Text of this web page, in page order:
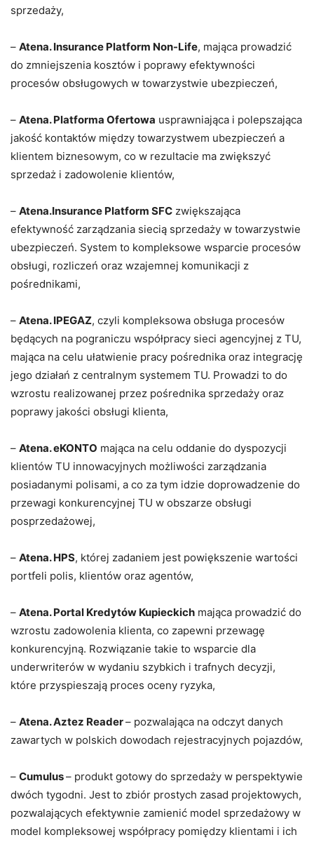
sprzedaży,
– Atena. Insurance Platform Non-Life, mająca prowadzić
do zmniejszenia kosztów i poprawy efektywności
procesów obsługowych w towarzystwie ubezpieczeń,
– Atena. Platforma Ofertowa usprawniająca i polepszająca
jakość kontaktów między towarzystwem ubezpieczeń a
klientem biznesowym, co w rezultacie ma zwiększyć
sprzedaż i zadowolenie klientów,
– Atena.Insurance Platform SFC zwiększająca
efektywność zarządzania siecią sprzedaży w towarzystwie
ubezpieczeń. System to kompleksowe wsparcie procesów
obsługi, rozliczeń oraz wzajemnej komunikacji z
pośrednikami,
– Atena. IPEGAZ, czyli kompleksowa obsługa procesów
będących na pograniczu współpracy sieci agencyjnej z TU,
mająca na celu ułatwienie pracy pośrednika oraz integrację
jego działań z centralnym systemem TU. Prowadzi to do
wzrostu realizowanej przez pośrednika sprzedaży oraz
poprawy jakości obsługi klienta,
– Atena. eKONTO mająca na celu oddanie do dyspozycji
klientów TU innowacyjnych możliwości zarządzania
posiadanymi polisami, a co za tym idzie doprowadzenie do
przewagi konkurencyjnej TU w obszarze obsługi
posprzedażowej,
– Atena. HPS, której zadaniem jest powiększenie wartości
portfeli polis, klientów oraz agentów,
– Atena. Portal Kredytów Kupieckich mająca prowadzić do
wzrostu zadowolenia klienta, co zapewni przewagę
konkurencyjną. Rozwiązanie takie to wsparcie dla
underwriterów w wydaniu szybkich i trafnych decyzji,
które przyspieszają proces oceny ryzyka,
– Atena. Aztez Reader– pozwalająca na odczyt danych
zawartych w polskich dowodach rejestracyjnych pojazdów,
– Cumulus– produkt gotowy do sprzedaży w perspektywie
dwóch tygodni. Jest to zbiór prostych zasad projektowych,
pozwalających efektywnie zamienić model sprzedażowy w
model kompleksowej współpracy pomiędzy klientami i ich